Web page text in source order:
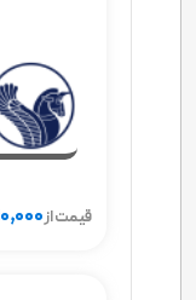
قیمت از